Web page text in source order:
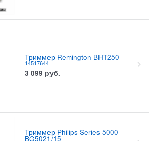
Триммер Remington BHT250
14517644
3 099 руб.
Триммер Philips Series 5000
BG5021/15